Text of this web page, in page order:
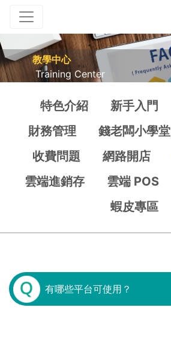
教學中心
Training Center
特色介紹 新手入門
財務管理
錢老闆小學堂
收費問題
網路開店
雲端進銷存
雲端 POS
蝦皮專區
有哪些平台可使用？